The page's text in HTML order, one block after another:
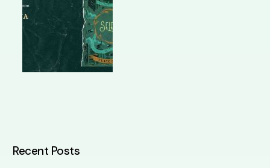
Recent Posts